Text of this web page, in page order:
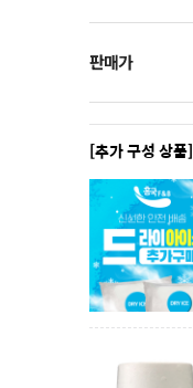
판매가
[추가 구성 상품]